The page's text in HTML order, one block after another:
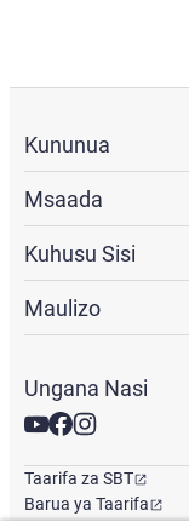
Kununua
Msaada
Kuhusu Sisi
Maulizo
Ungana Nasi
Taarifa za SBT
Barua ya Taarifa